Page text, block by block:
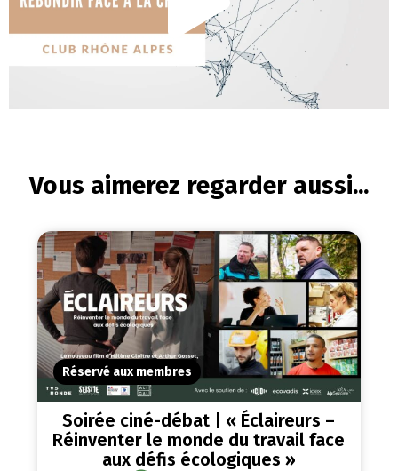
Vous aimerez regarder aussi...
Réservé aux membres
Soirée ciné-débat | « Éclaireurs –
Réinventer le monde du travail face
aux défis écologiques »